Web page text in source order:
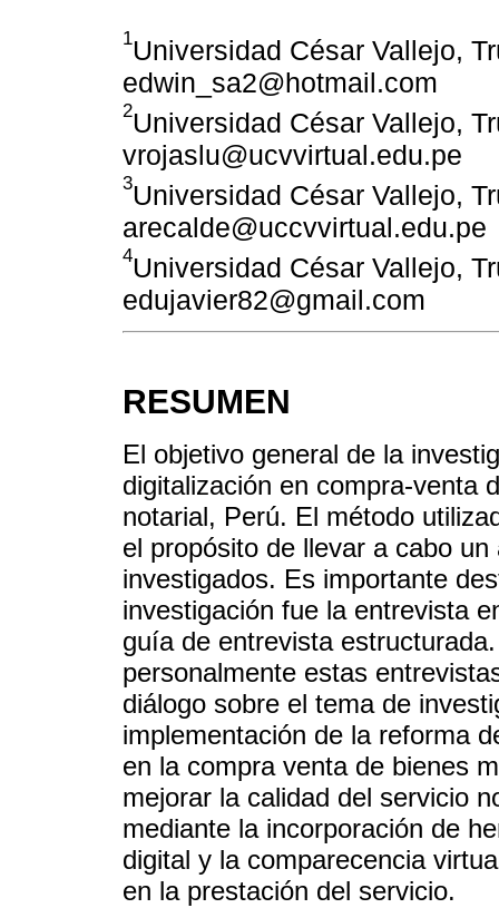
1Universidad César Vallejo,
edwin_sa2@hotmail.com
2Universidad César Vallejo,
vrojaslu@ucvvirtual.edu.pe
3Universidad César Vallejo,
arecalde@uccvvirtual.edu.pe
4Universidad César Vallejo,
edujavier82@gmail.com
RESUMEN
El objetivo general de la
digitalización en compra-venta
notarial, Perú. El método
el propósito de llevar a cabo
investigados. Es importante
investigación fue la entrevista
guía de entrevista
personalmente estas
diálogo sobre el tema de
implementación de la reforma
en la compra venta de bienes
mejorar la calidad del servicio
mediante la incorporación de
digital y la comparecencia
en la prestación del servicio.